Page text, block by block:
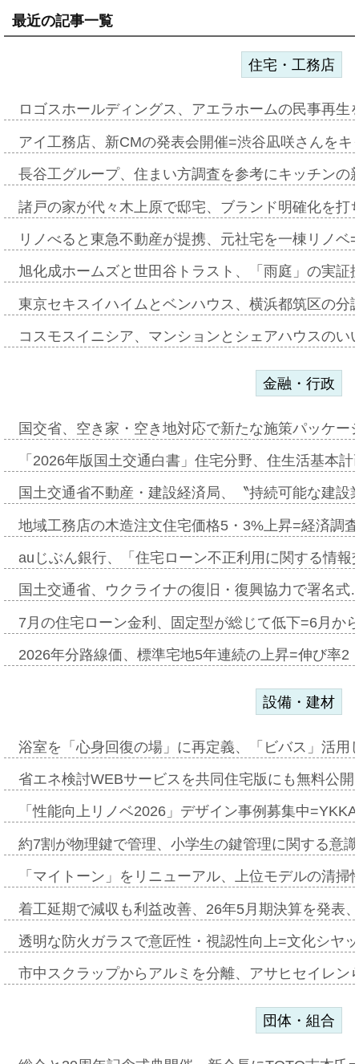
最近の記事一覧
住宅・工務店
ロゴスホールディングス、アエラホームの民事再
アイ工務店、新CMの発表会開催=渋谷凪咲さんを
長谷工グループ、住まい方調査を参考にキッチン
諸戸の家が代々木上原で邸宅、ブランド明確化を
リノべると東急不動産が提携、元社宅を一棟リノ
旭化成ホームズと世田谷トラスト、「雨庭」の実
東京セキスイハイムとベンハウス、横浜都筑区の
コスモスイニシア、マンションとシェアハウスの
金融・行政
国交省、空き家・空き地対応で新たな施策パッケ
「2026年版国土交通白書」住宅分野、住生活基本
国土交通省不動産・建設経済局、〝持続可能な建
地域工務店の木造注文住宅価格5・3%上昇=経済調
auじぶん銀行、「住宅ローン不正利用に関する情
国土交通省、ウクライナの復旧・復興協力で署名
7月の住宅ローン金利、固定型が総じて低下=6月か
2026年分路線価、標準宅地5年連続の上昇=伸び率
設備・建材
浴室を「心身回復の場」に再定義、「ビバス」活
省エネ検討WEBサービスを共同住宅版にも無料公
「性能向上リノベ2026」デザイン事例募集中
約7割が物理鍵で管理、小学生の鍵管理に関する意
「マイトーン」をリニューアル、上位モデルの清
着工延期で減収も利益改善、26年5月期決算を発表
透明な防火ガラスで意匠性・視認性向上=文化シヤ
市中スクラップからアルミを分離、アサヒセイレ
団体・組合